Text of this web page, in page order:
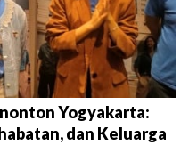
Yogyakarta:
dan Keluarga